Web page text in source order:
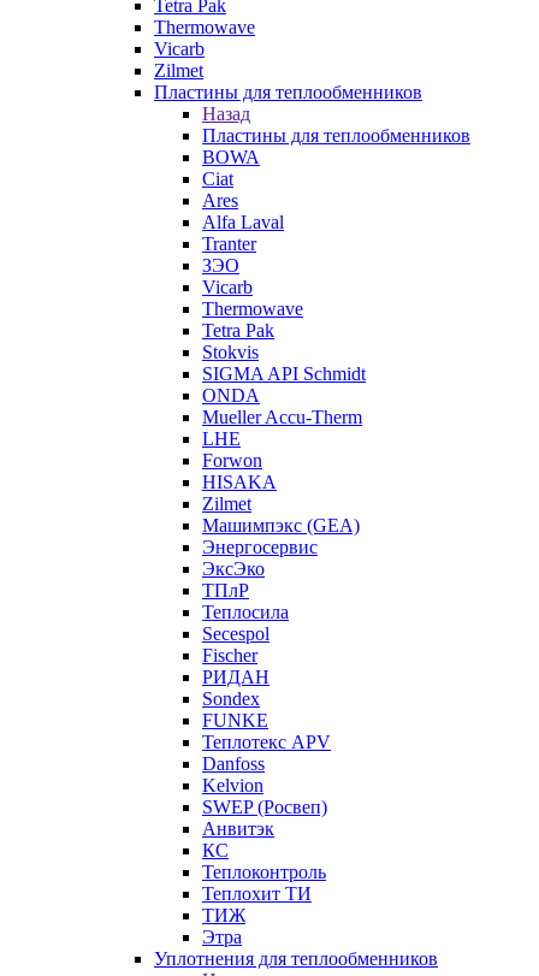
Tetra Pak
Thermowave
Vicarb
Zilmet
Пластины для теплообменников
Назад
Пластины для теплообменников
BOWA
Ciat
Ares
Alfa Laval
Tranter
ЗЭО
Vicarb
Thermowave
Tetra Pak
Stokvis
SIGMA API Schmidt
ONDA
Mueller Accu-Therm
LHE
Forwon
HISAKA
Zilmet
Машимпэкс (GEA)
Энергосервис
ЭксЭко
ТПлР
Теплосила
Secespol
Fischer
РИДАН
Sondex
FUNKE
Теплотекс APV
Danfoss
Kelvion
SWEP (Росвеп)
Анвитэк
КС
Теплоконтроль
Теплохит ТИ
ТИЖ
Этра
Уплотнения для теплообменников